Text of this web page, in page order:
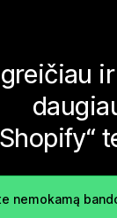
nemokamą